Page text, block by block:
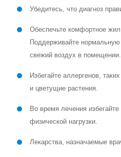
Убедитесь, что диагноз
Обеспечьте комфортное
Поддерживайте
свежий воздух в помещении.
Избегайте аллергенов,
и цветущие растения.
Во время лечения
физической нагрузки.
Лекарства, назначаемые